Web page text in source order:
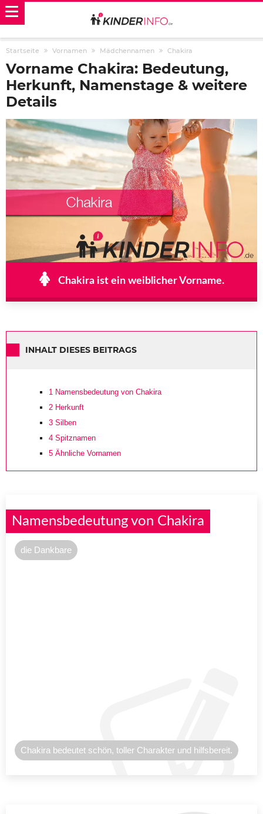
Startseite Vornamen Mädchennamen Chakira
Vorname Chakira: Bedeutung,
Herkunft, Namenstage & weitere
Details
Chakira ist ein weiblicher Vorname.
INHALT DIESES BEITRAGS
1 Namensbedeutung von Chakira
2 Herkunft
3 Silben
4 Spitznamen
5 Ähnliche Vornamen
Namensbedeutung von Chakira
die Dankbare
Chakira bedeutet schön, toller Charakter und hilfsbereit.